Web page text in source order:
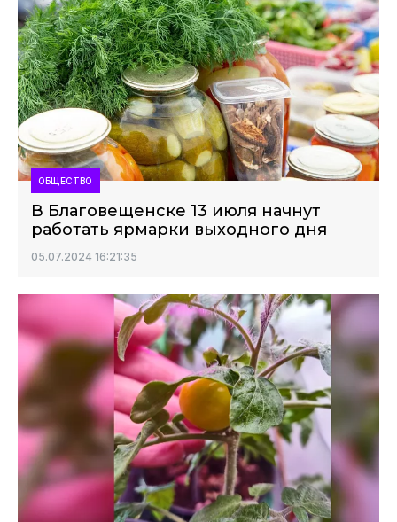
ОБЩЕСТВО
В Благовещенске 13 июля начнут
работать ярмарки выходного дня
05.07.2024 16:21:35